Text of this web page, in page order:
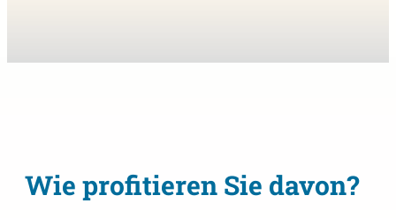
Wie profitieren Sie davon?